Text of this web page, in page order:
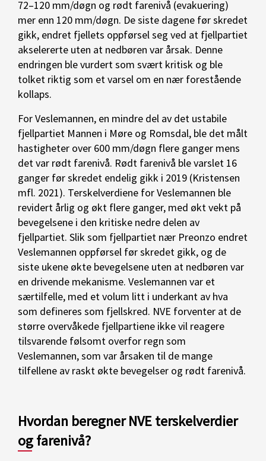
72–120 mm/døgn og rødt farenivå (evakuering)
mer enn 120 mm/døgn. De siste dagene før skredet
gikk, endret fjellets oppførsel seg ved at fjellpartiet
akselererte uten at nedbøren var årsak. Denne
endringen ble vurdert som svært kritisk og ble
tolket riktig som et varsel om en nær forestående
kollaps.
For Veslemannen, en mindre del av det ustabile
fjellpartiet Mannen i Møre og Romsdal, ble det målt
hastigheter over 600 mm/døgn flere ganger mens
det var rødt farenivå. Rødt farenivå ble varslet 16
ganger før skredet endelig gikk i 2019 (Kristensen
mfl. 2021). Terskelverdiene for Veslemannen ble
revidert årlig og økt flere ganger, med økt vekt på
bevegelsene i den kritiske nedre delen av
fjellpartiet. Slik som fjellpartiet nær Preonzo endret
Veslemannen oppførsel før skredet gikk, og de
siste ukene økte bevegelsene uten at nedbøren var
en drivende mekanisme. Veslemannen var et
særtilfelle, med et volum litt i underkant av hva
som defineres som fjellskred. NVE forventer at de
større overvåkede fjellpartiene ikke vil reagere
tilsvarende følsomt overfor regn som
Veslemannen, som var årsaken til de mange
tilfellene av raskt økte bevegelser og rødt farenivå.
Hvordan beregner NVE terskelverdier
og farenivå?